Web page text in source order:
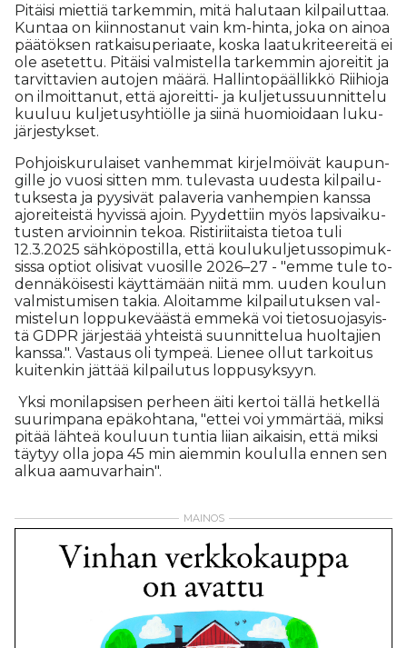
Pi­täi­si miet­tiä tar­kem­min, mitä ha­lu­taan kil­pai­lut­taa.
Kun­taa on kiin­nos­ta­nut vain km-hin­ta, joka on ai­noa
pää­tök­sen rat­kai­su­pe­ri­aa­te, kos­ka laa­tuk­ri­tee­rei­tä ei
ole ase­tet­tu. Pi­täi­si val­mis­tel­la tar­kem­min ajo­rei­tit ja
tar­vit­ta­vien au­to­jen mää­rä. Hal­lin­to­pääl­lik­kö Rii­hi­o­ja
on il­moit­ta­nut, et­tä ajo­reit­ti- ja kul­je­tus­suun­nit­te­lu
kuu­luu kul­je­tu­syh­ti­öl­le ja sii­nä huo­mi­oi­daan lu­ku­
jär­jes­tyk­set.
Poh­jois­ku­ru­lai­set van­hem­mat kir­jel­möi­vät kau­pun­
gil­le jo vuo­si sit­ten mm. tu­le­vas­ta uu­des­ta kil­pai­lu­
tuk­ses­ta ja pyy­si­vät pa­la­ve­ria van­hem­pien kans­sa
ajo­rei­teis­tä hy­vis­sä ajoin. Pyy­det­tiin myös lap­si­vai­ku­
tus­ten ar­vi­oin­nin te­koa. Ris­ti­rii­tais­ta tie­toa tuli
12.3.2025 säh­kö­pos­til­la, et­tä kou­lu­kul­je­tus­so­pi­muk­
sis­sa op­ti­ot oli­si­vat vuo­sil­le 2026–27 - "em­me tule to­
den­nä­köi­ses­ti käyt­tä­mään nii­tä mm. uu­den kou­lun
val­mis­tu­mi­sen ta­kia. Aloi­tam­me kil­pai­lu­tuk­sen val­
mis­te­lun lop­pu­ke­vääs­tä em­me­kä voi tie­to­suo­ja­syis­
tä GDPR jär­jes­tää yh­teis­tä suun­nit­te­lua huol­ta­jien
kans­sa.". Vas­taus oli tym­peä. Lie­nee ol­lut tar­koi­tus
kui­ten­kin jät­tää kil­pai­lu­tus lop­pu­syk­syyn.
Yk­si mo­ni­lap­si­sen per­heen äi­ti ker­toi täl­lä het­kel­lä
suu­rim­pa­na epä­koh­ta­na, "et­tei voi ym­mär­tää, mik­si
pi­tää läh­teä kou­luun tun­tia lii­an ai­kai­sin, et­tä mik­si
täy­tyy ol­la jopa 45 min ai­em­min kou­lul­la en­nen sen
al­kua aa­mu­var­hain".